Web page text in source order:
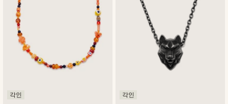
각인 각인